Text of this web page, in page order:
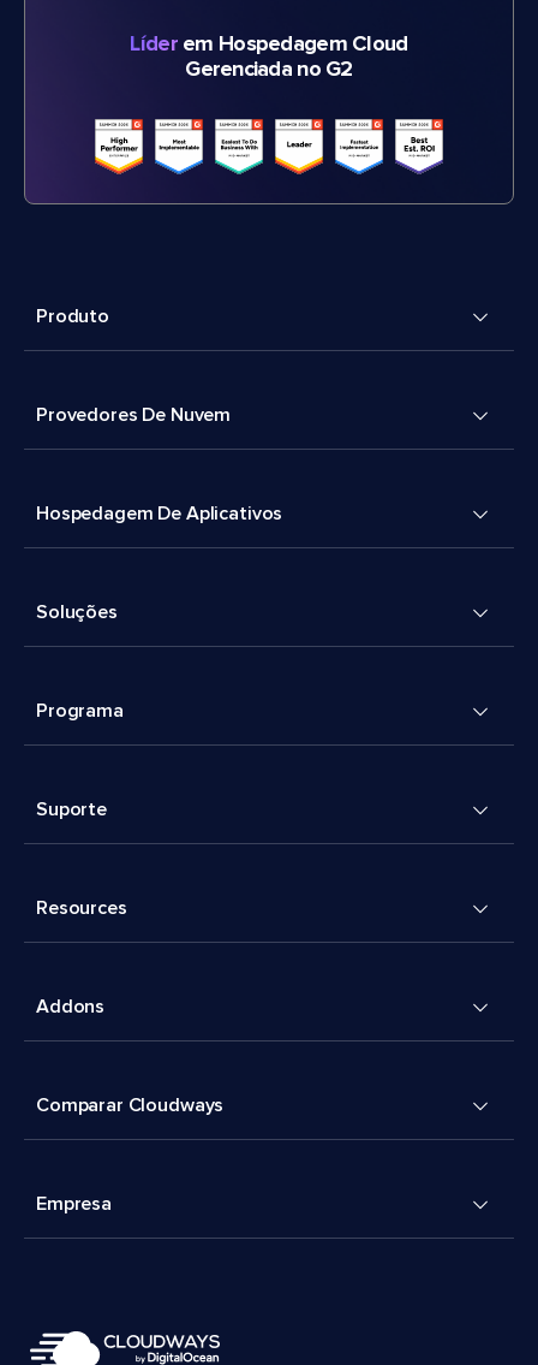
Líderem Hospedagem Cloud
Gerenciada no G2
Produto
Provedores De Nuvem
Hospedagem De Aplicativos
Soluções
Programa
Suporte
Resources
Addons
Comparar Cloudways
Empresa